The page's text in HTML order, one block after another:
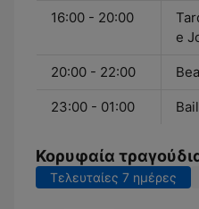
16:00 - 20:00
e
20:00 - 22:00
23:00 - 01:00
Κορυφαία
Τελευταίες 7 ημέρες